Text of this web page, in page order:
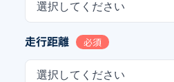
選択してください
走行距離 必須
選択してください